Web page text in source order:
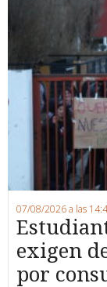
07/08/2026 a las
exigen
por